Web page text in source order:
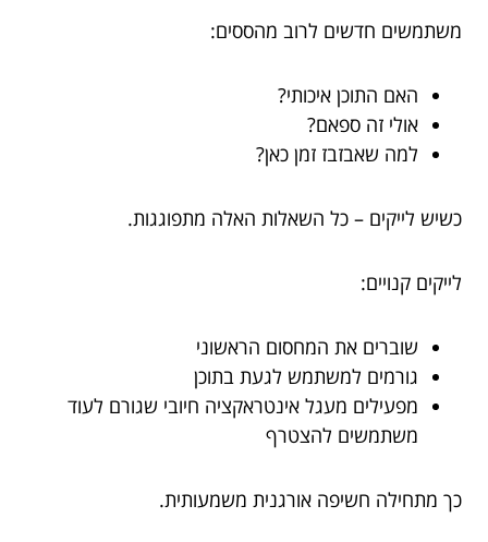
משתמשים חדשים לרוב מהססים:
האם התוכן איכותי?
אולי זה ספאם?
למה שאבזבז זמן כאן?
כשיש לייקים – כל השאלות האלה מתפוגגות.
לייקים קנויים:
שוברים את המחסום הראשוני
גורמים למשתמש לגעת בתוכן
מפעילים מעגל אינטראקציה חיובי שגורם לעוד
משתמשים להצטרף
כך מתחילה חשיפה אורגנית משמעותית.